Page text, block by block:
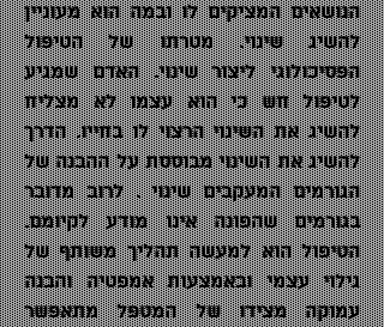
הנושאים המציקים לו ובמה הוא מעוניין
להשיג שינוי. מטרתו של הטיפול
הפסיכולוגי ליצור שינוי. האדם שמגיע
לטיפול חש כי הוא עצמו לא מצליח
להשיג את השינוי הרצוי לו בחייו. הדרך
להשיג את השינוי מבוססת על ההבנה של
הגורמים המעקבים שינוי . לרוב מדובר
בגורמים שהפונה אינו מודע לקיומם.
הטיפול הוא למעשה תהליך משותף של
גילוי עצמי ובאמצעות אמפטיה והבנה
עמוקה מצידו של המטפל מתאפשר